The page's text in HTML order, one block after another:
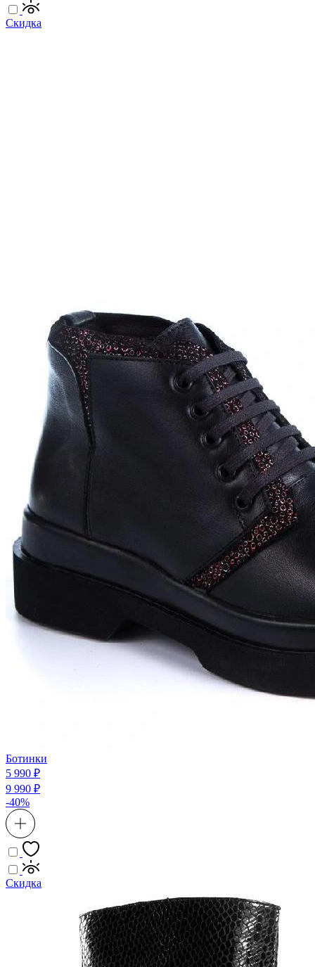
Скидка
Ботинки
5 990 ₽
9 990 ₽
-40%
Скидка